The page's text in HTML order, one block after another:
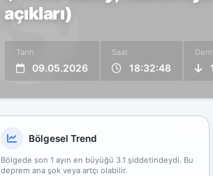
açıkları)
Tarih
09.05.2026
Saat
18:32:48
Bölgesel Trend
Bölgede son 1 ayın en büyüğü 3.1 şiddetindeydi. Bu
deprem ana şok veya artçı olabilir.